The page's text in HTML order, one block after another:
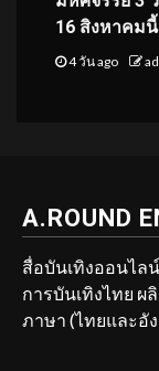
16 สิงหาคม
4 วัน ago
A.ROUND
สื่อบันเทิงออนไล
การบันเทิงไทย
ภาษา (ไทยและอั